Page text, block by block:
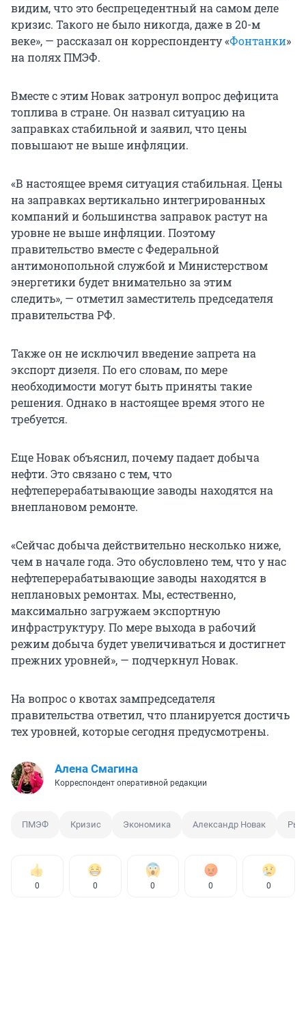
видим, что это беспрецедентный на самом деле
кризис. Такого не было никогда, даже в 20-м
веке», — рассказал он корреспонденту «Фонтанки»
на полях ПМЭФ.
Вместе с этим Новак затронул вопрос дефицита
топлива в стране. Он назвал ситуацию на
заправках стабильной и заявил, что цены
повышают не выше инфляции.
«В настоящее время ситуация стабильная. Цены
на заправках вертикально интегрированных
компаний и большинства заправок растут на
уровне не выше инфляции. Поэтому
правительство вместе с Федеральной
антимонопольной службой и Министерством
энергетики будет внимательно за этим
следить», — отметил заместитель председателя
правительства РФ.
Также он не исключил введение запрета на
экспорт дизеля. По его словам, по мере
необходимости могут быть приняты такие
решения. Однако в настоящее время этого не
требуется.
Еще Новак объяснил, почему падает добыча
нефти. Это связано с тем, что
нефтеперерабатывающие заводы находятся на
внеплановом ремонте.
«Сейчас добыча действительно несколько ниже,
чем в начале года. Это обусловлено тем, что у нас
нефтеперерабатывающие заводы находятся в
неплановых ремонтах. Мы, естественно,
максимально загружаем экспортную
инфраструктуру. По мере выхода в рабочий
режим добыча будет увеличиваться и достигнет
прежних уровней», — подчеркнул Новак.
На вопрос о квотах зампредседателя
правительства ответил, что планируется достичь
тех уровней, которые сегодня предусмотрены.
Алена Смагина
Корреспондент оперативной редакции
ПМЭФ Кризис Экономика Александр Новак
0 0 0 0 0